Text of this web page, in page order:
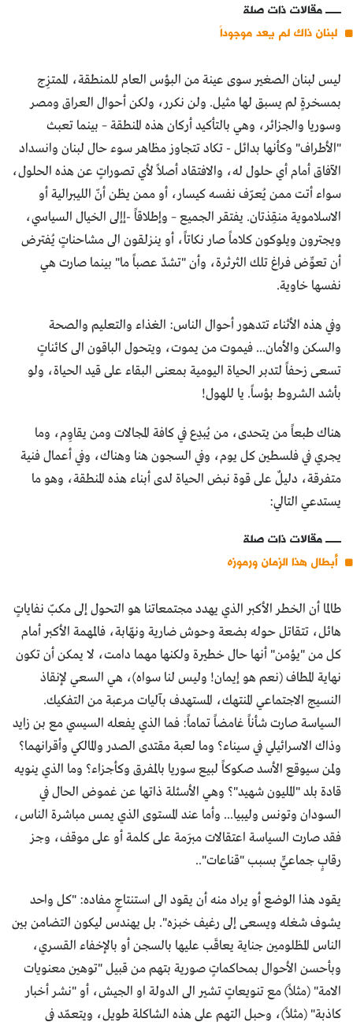
مقالات ذات صلة
لبنان ذاك لم يعد موجوداً
ليس لبنان الصغير سوى عينة من البؤس العام للمنطقة، الممتزِج
بمسخرةٍ لم يسبق لها مثيل. ولن نكرر، ولكن أحوال العراق ومصر
وسوريا والجزائر، وهي بالتأكيد أركان هذه المنطقة – بينما تعبث
"الأطراف" وكأنها بدائل - تكاد تتجاوز مظاهر سوء حال لبنان وانسداد
الآفاق أمام أي حلول له، والافتقاد أصلاً لأي تصوراتٍ عن هذه الحلول،
سواء أتت ممن يُعرّف نفسه كيسار، أو ممن يظن أنّ الليبرالية أو
الاسلاموية منقِذتان. يفتقر الجميع – وإطلاقاً -إإلى الخيال السياسي،
ويجترون ويلوكون كلاماً صار نكاتاً، أو ينزلقون الى مشاحناتٍ يُفترض
أن تعوِّض فراغ تلك الثرثرة، وأن "تشدّ عصباً ما" بينما صارت هي
نفسها خاوية.
وفي هذه الأثناء تتدهور أحوال الناس: الغذاء والتعليم والصحة
والسكن والأمان... فيموت من يموت، ويتحول الباقون الى كائناتٍ
تسعى زحفاً لتدبر الحياة اليومية بمعنى البقاء على قيد الحياة، ولو
بأشد الشروط بؤساً. يا للهول!
هناك طبعاً من يتحدى، من يُبدِع في كافة المجالات ومن يقاوِم، وما
يجري في فلسطين كل يوم، وفي السجون هنا وهناك، وفي أعمال فنية
متفرقة، دليلٌ على قوة نبض الحياة لدى أبناء هذه المنطقة، وهو ما
يستدعي التالي:
مقالات ذات صلة
أبطال هذا الزمان ورموزه
طالما أن الخطر الأكبر الذي يهدد مجتمعاتنا هو التحول إلى مكبّ نفاياتٍ
هائل، تتقاتل حوله بضعة وحوش ضارية ونهّابة، فالمهمة الأكبر أمام
كل من "يؤمن" أنها حال خطيرة ولكنها مهما دامت، لا يمكن أن تكون
نهاية المطاف (نعم هو إيمان! وليس لنا سواه)، هي السعي لإنقاذ
النسيج الاجتماعي المنتهك، المستهدف بآليات مرعبة من التفكيك.
السياسة صارت شأناً غامضاً تماماً: فما الذي يفعله السيسي مع بن زايد
وذاك الاسرائيلي في سيناء؟ وما لعبة مقتدى الصدر والمالكي وأقرانهما؟
ولمن سيوقع الأسد صكوكاً لبيع سوريا بالمفرق وكأجزاء؟ وما الذي ينويه
قادة بلد "المليون شهيد"؟ وهي الأسئلة ذاتها عن غموض الحال في
السودان وتونس وليبيا... وأما عند المستوى الذي يمس مباشرة الناس،
فقد صارت السياسة اعتقالات مبرَمة على كلمة أو على موقف، وجز
رقابٍ جماعيٍّ بسبب "قناعات"..
يقود هذا الوضع أو يراد منه أن يقود الى استنتاجٍ مفاده: "كل واحد
يشوف شغله ويسعى إلى رغيف خبزه". بل يهندس ليكون التضامن بين
الناس المظلومين جناية يعاقَب عليها بالسجن أو بالإخفاء القسري،
وبأحسن الأحوال بمحاكماتٍ صورية بتهم من قبيل "توهين معنويات
الامة" (مثلاً) مع تنويعاتٍ تشير الى الدولة او الجيش، أو "نشر أخبار
كاذبة" (مثلاً)، وحبل التهم على هذه الشاكلة طويل، ويتعمّد في